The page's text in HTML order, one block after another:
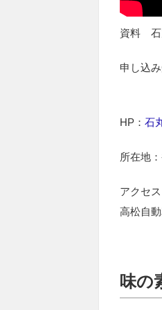
資料 石
申し込
※
HP： 石
所在地
アクセス
高松自
味の